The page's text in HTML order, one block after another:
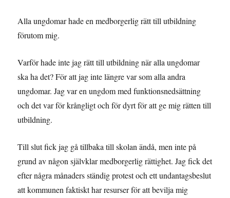
Alla ungdomar hade en medborgerlig rätt till utbildning
förutom mig.
Varför hade inte jag rätt till utbildning när alla ungdomar
ska ha det? För att jag inte längre var som alla andra
ungdomar. Jag var en ungdom med funktionsnedsättning
och det var för krångligt och för dyrt för att ge mig rätten till
utbildning.
Till slut fick jag gå tillbaka till skolan ändå, men inte på
grund av någon självklar medborgerlig rättighet. Jag fick det
efter några månaders ständig protest och ett undantagsbeslut
att kommunen faktiskt har resurser för att bevilja mig